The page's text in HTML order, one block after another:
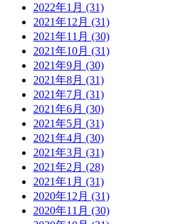
2022年1月 (31)
2021年12月 (31)
2021年11月 (30)
2021年10月 (31)
2021年9月 (30)
2021年8月 (31)
2021年7月 (31)
2021年6月 (30)
2021年5月 (31)
2021年4月 (30)
2021年3月 (31)
2021年2月 (28)
2021年1月 (31)
2020年12月 (31)
2020年11月 (30)